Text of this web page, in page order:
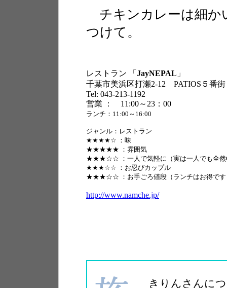
チキンカレーは細か
つけて。
レストラン 「 JayNEPAL 」
千葉市美浜区打瀬2-12 PATIOS５番街
Tel: 043-213-1192
営業 ： 11:00～23：00
ランチ：11:00～16:00
ジャンル：レストラン
★★★★☆ ：味
★★★★★ ：雰囲気
★★★☆☆ ：一人で気軽に（実は一人でも全然
★★★☆☆ ：お忍びカップル
★★★☆☆ ：お手ごろ値段（ランチはお得です
http://www.namche.jp/
きりんさんに